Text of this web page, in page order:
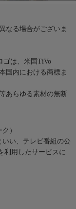
なる場合がございま
ゴは、米国TiVo
国内における商標ま
あらゆる素材の無断
）
いい、テレビ番組の公
利用したサービスに